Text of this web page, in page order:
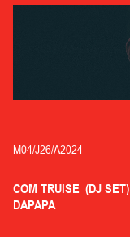
M04/J26/A2024
COM TRUISE (DJ SET)
DAPAPA